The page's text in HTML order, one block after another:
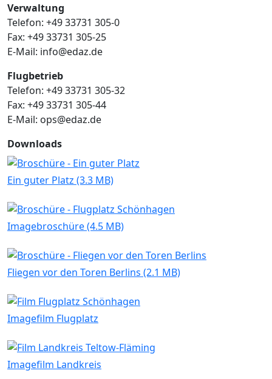
Verwaltung
Telefon: +49 33731 305-0
Fax: +49 33731 305-25
E-Mail: info@edaz.de
Flugbetrieb
Telefon: +49 33731 305-32
Fax: +49 33731 305-44
E-Mail: ops@edaz.de
Downloads
Ein guter Platz (3.3 MB)
Imagebroschüre (4.5 MB)
Fliegen vor den Toren Berlins (2.1 MB)
Imagefilm Flugplatz
Imagefilm Landkreis